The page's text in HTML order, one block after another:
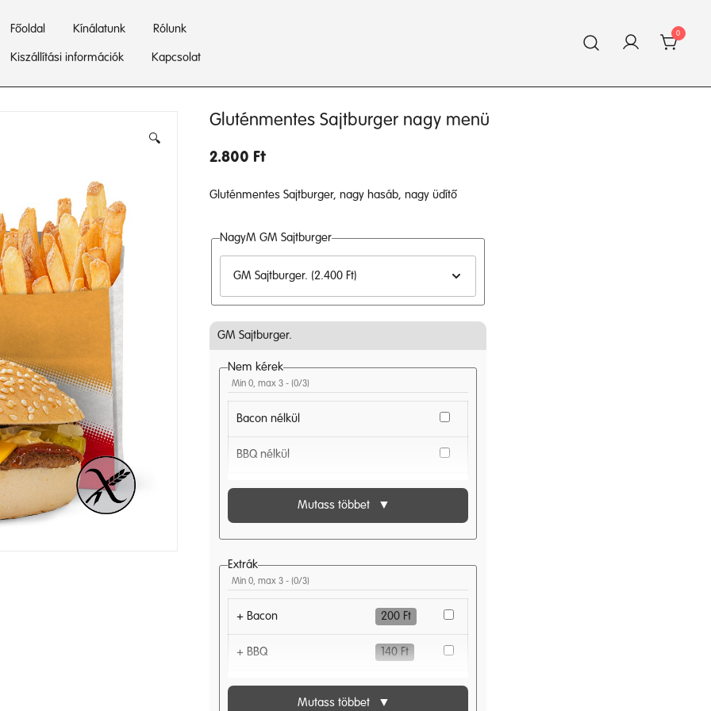
Főoldal Kínálatunk Rólunk
Kiszállítási információk Kapcsolat
0
🔍
Gluténmentes Sajtburger nagy menü
2.800 Ft
Gluténmentes Sajtburger, nagy hasáb, nagy üdítő
NagyM GM Sajtburger
GM Sajtburger.
Nem kérek
Min 0, max 3 - (0/3)
Bacon nélkül
BBQ nélkül
Chili nélkül
Hagyma nélkül
Jalapeno nélkül
Majonéz nélkül
Mutass többet ▼
Extrák
Min 0, max 3 - (0/3)
+ Bacon 200 Ft
+ BBQ 140 Ft
+ Chili 140Ft
Mutass többet ▼